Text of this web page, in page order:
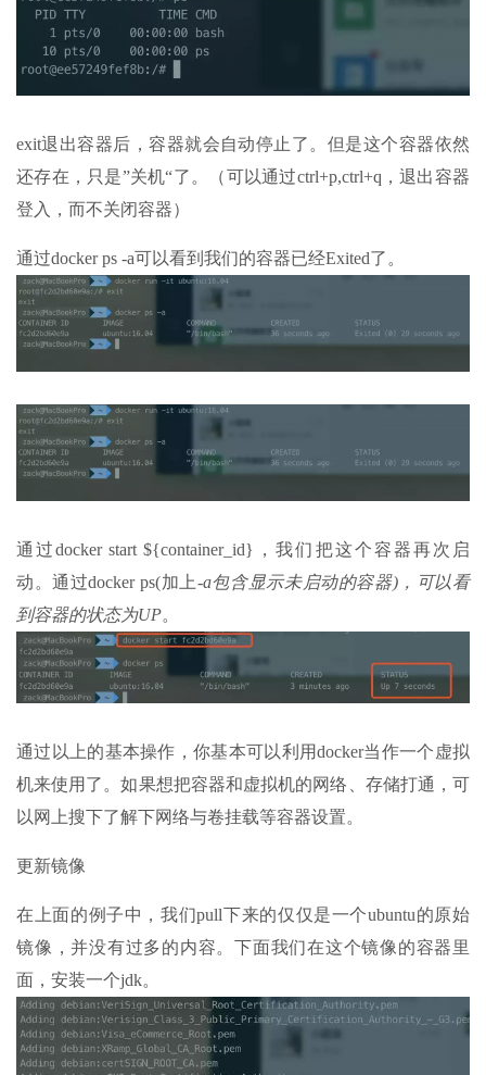
exit退出容器后，容器就会自动停止了。但是这个容器依然
还存在，只是”关机“了。（可以通过ctrl+p,ctrl+q，退出容器
登入，而不关闭容器）
通过docker ps -a可以看到我们的容器已经Exited了。
通过docker start ${container_id}，我们把这个容器再次启
动。通过docker ps(加上-a包含显示未启动的容器)，可以看
到容器的状态为UP。
通过以上的基本操作，你基本可以利用docker当作一个虚拟
机来使用了。如果想把容器和虚拟机的网络、存储打通，可
以网上搜下了解下网络与卷挂载等容器设置。
更新镜像
在上面的例子中，我们pull下来的仅仅是一个ubuntu的原始
镜像，并没有过多的内容。下面我们在这个镜像的容器里
面，安装一个jdk。